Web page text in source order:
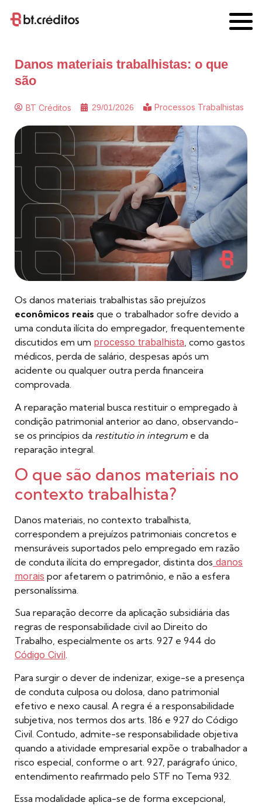
Danos materiais trabalhistas: o que
são
BT Créditos 29/01/2026 Processos Trabalhistas
Os danos materiais trabalhistas são prejuízos
econômicos reais que o trabalhador sofre devido a
uma conduta ilícita do empregador, frequentemente
discutidos em um processo trabalhista, como gastos
médicos, perda de salário, despesas após um
acidente ou qualquer outra perda financeira
comprovada.
A reparação material busca restituir o empregado à
condição patrimonial anterior ao dano, observando-
se os princípios da restitutio in integrum e da
reparação integral.
O que são danos materiais no
contexto trabalhista?
Danos materiais, no contexto trabalhista,
correspondem a prejuízos patrimoniais concretos e
mensuráveis suportados pelo empregado em razão
de conduta ilícita do empregador, distinta dos danos
morais por afetarem o patrimônio, e não a esfera
personalíssima.
Sua reparação decorre da aplicação subsidiária das
regras de responsabilidade civil ao Direito do
Trabalho, especialmente os arts. 927 e 944 do
Código Civil.
Para surgir o dever de indenizar, exige-se a presença
de conduta culposa ou dolosa, dano patrimonial
efetivo e nexo causal. A regra é a responsabilidade
subjetiva, nos termos dos arts. 186 e 927 do Código
Civil. Contudo, admite-se responsabilidade objetiva
quando a atividade empresarial expõe o trabalhador a
risco especial, conforme o art. 927, parágrafo único,
entendimento reafirmado pelo STF no Tema 932.
Essa modalidade aplica-se de forma excepcional,